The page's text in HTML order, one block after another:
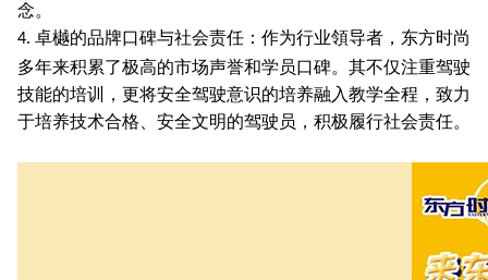
念。
4. 卓樾的品牌口碑与社会责任：作为行业領导者，东方时尚
多年来积累了极高的市场声誉和学员口碑。其不仅注重驾驶
技能的培训，更将安全驾驶意识的培养融入教学全程，致力
于培养技术合格、安全文明的驾驶员，积极履行社会责任。